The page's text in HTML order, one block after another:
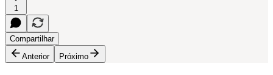
1
Compartilhar
Anterior
Próximo